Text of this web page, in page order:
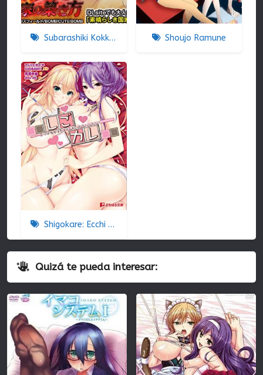
Subarashiki Kokka No Kizuki-kata Shoujo Ramune
Shigokare: Ecchi na Joshi Daisei to Doki x2 Love Lesson!! The Animation
Quizá te pueda interesar: